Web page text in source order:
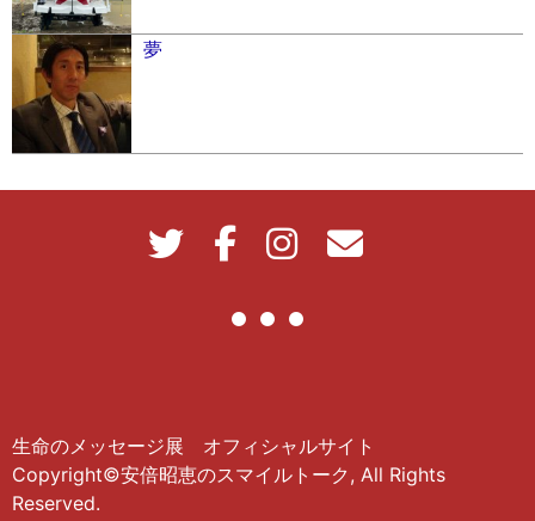
夢
生命のメッセージ展 オフィシャルサイト
Copyright©安倍昭恵のスマイルトーク, All Rights
Reserved.